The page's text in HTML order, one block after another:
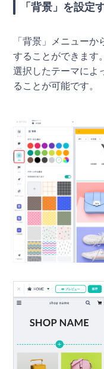
「背景」を設定
「背景」メニュー
することができます。
選択したテーマによ
ることが可能です。